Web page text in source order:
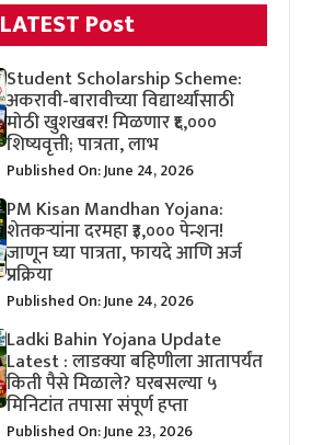
LATEST Post
Student Scholarship Scheme:
अकरावी-बारावीच्या विद्यार्थ्यांसाठी
मोठी खुशखबर! मिळणार ₹६,०००
शिष्यवृत्ती; पात्रता, लाभ
Published On: June 24, 2026
PM Kisan Mandhan Yojana:
शेतकऱ्यांना दरमहा ₹३,००० पेन्शन!
जाणून घ्या पात्रता, फायदे आणि अर्ज
प्रक्रिया
Published On: June 24, 2026
Ladki Bahin Yojana Update
Latest : लाडक्या बहिणीला आतापर्यंत
किती पैसे मिळाले? घरबसल्या ५
मिनिटांत तपासा संपूर्ण हप्ता
Published On: June 23, 2026